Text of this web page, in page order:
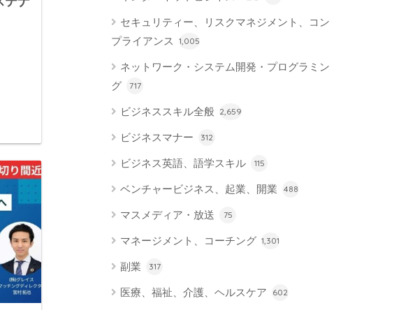
セキュリティー、リスクマネジメント、コン
プライアンス
1,005
ネットワーク・システム開発・プログラミン
グ
717
ビジネススキル全般 2,659
ビジネスマナー 312
ビジネス英語、語学スキル 115
ベンチャービジネス、起業、開業 488
マスメディア・放送 75
マネージメント、コーチング 1,301
副業 317
医療、福祉、介護、ヘルスケア 602